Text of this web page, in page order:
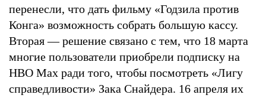
перенесли, что дать фильму «Годзила против
Конга» возможность собрать большую кассу.
Вторая — решение связано с тем, что 18 марта
многие пользователи приобрели подписку на
HBO Max ради того, чтобы посмотреть «Лигу
справедливости» Зака Снайдера. 16 апреля их